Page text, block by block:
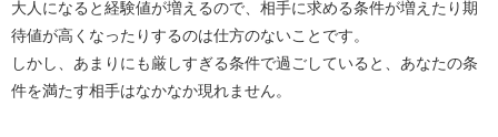
大人になると経験値が増えるので、相手に求める条件が増えたり期
待値が高くなったりするのは仕方のないことです。
しかし、あまりにも厳しすぎる条件で過ごしていると、あなたの条
件を満たす相手はなかなか現れません。